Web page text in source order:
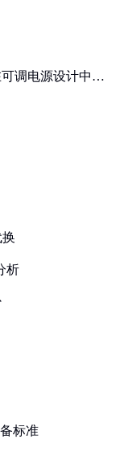
调电源设计中的
析
标准